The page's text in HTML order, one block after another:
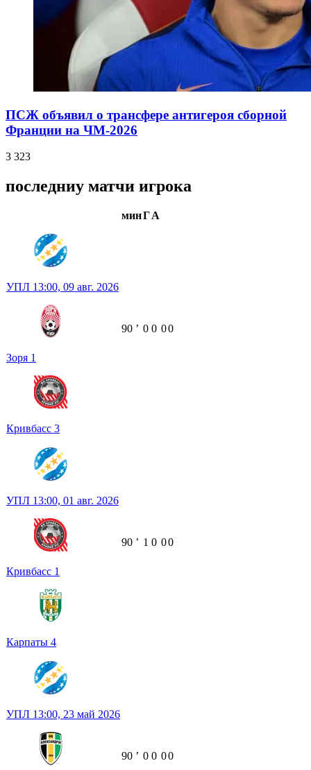
ПСЖ объявил о трансфере антигероя сборной
Франции на ЧМ-2026
3 323
последниу матчи игрока
минГА
УПЛ 13:00, 09 авг. 2026
Зоря 1
Кривбасс 3
90 ʼ 0 0 00
УПЛ 13:00, 01 авг. 2026
Кривбасс 1
Карпаты 4
90 ʼ 1 0 00
УПЛ 13:00, 23 май 2026
90 ʼ 0 0 00